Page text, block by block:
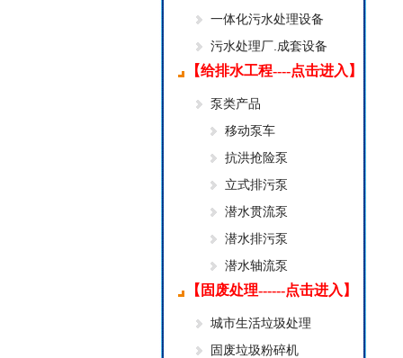
一体化污水处理设备
污水处理厂.成套设备
【给排水工程----点击进入】
泵类产品
移动泵车
抗洪抢险泵
立式排污泵
潜水贯流泵
潜水排污泵
潜水轴流泵
【固废处理------点击进入】
城市生活垃圾处理
固废垃圾粉碎机